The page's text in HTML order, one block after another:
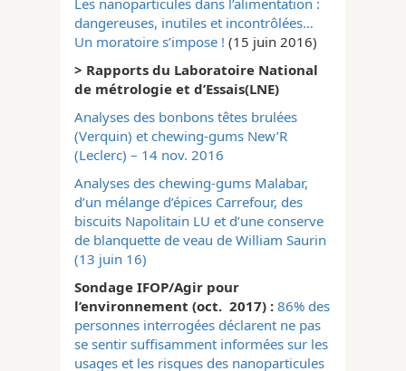
Les nanoparticules dans l’alimentation :
dangereuses, inutiles et incontrôlées…
Un moratoire s’impose ! (15 juin 2016)
> Rapports du Laboratoire National
de métrologie et d’Essais(LNE)
Analyses des bonbons têtes brulées
(Verquin) et chewing-gums New’R
(Leclerc) – 14 nov. 2016
Analyses des chewing-gums Malabar,
d’un mélange d’épices Carrefour, des
biscuits Napolitain LU et d’une conserve
de blanquette de veau de William Saurin
(13 juin 16)
Sondage IFOP/Agir pour
l’environnement (oct. 2017) :86% des
personnes interrogées déclarent ne pas
se sentir suffisamment informées sur les
usages et les risques des nanoparticules